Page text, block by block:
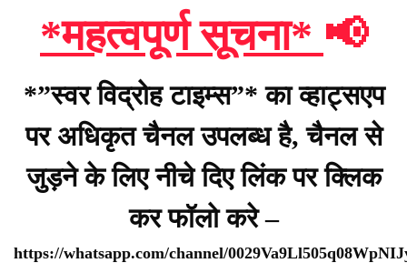
*महत्वपूर्ण सूचना* 📢
*”स्वर विद्रोह टाइम्स”* का व्हाट्सएप
पर अधिकृत चैनल उपलब्ध है, चैनल से
जुड़ने के लिए नीचे दिए लिंक पर क्लिक
कर फॉलो करे –
https://whatsapp.com/channel/